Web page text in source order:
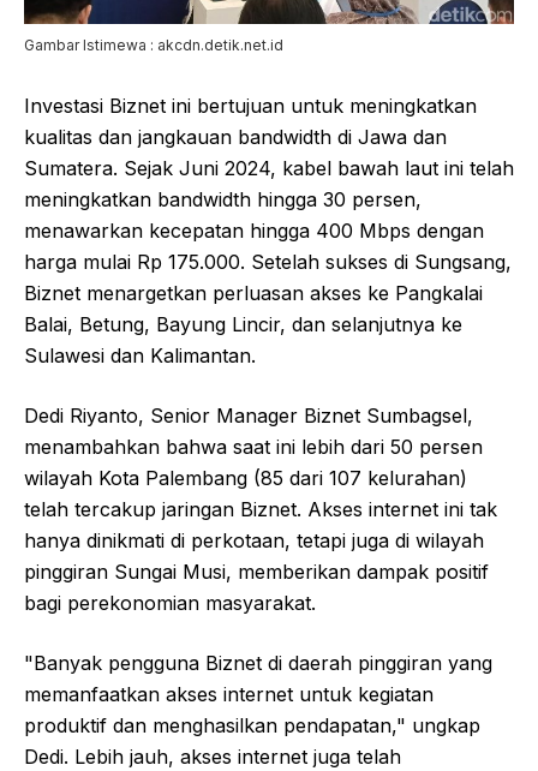
Gambar Istimewa : akcdn.detik.net.id
Investasi Biznet ini bertujuan untuk meningkatkan
kualitas dan jangkauan bandwidth di Jawa dan
Sumatera. Sejak Juni 2024, kabel bawah laut ini telah
meningkatkan bandwidth hingga 30 persen,
menawarkan kecepatan hingga 400 Mbps dengan
harga mulai Rp 175.000. Setelah sukses di Sungsang,
Biznet menargetkan perluasan akses ke Pangkalai
Balai, Betung, Bayung Lincir, dan selanjutnya ke
Sulawesi dan Kalimantan.
Dedi Riyanto, Senior Manager Biznet Sumbagsel,
menambahkan bahwa saat ini lebih dari 50 persen
wilayah Kota Palembang (85 dari 107 kelurahan)
telah tercakup jaringan Biznet. Akses internet ini tak
hanya dinikmati di perkotaan, tetapi juga di wilayah
pinggiran Sungai Musi, memberikan dampak positif
bagi perekonomian masyarakat.
"Banyak pengguna Biznet di daerah pinggiran yang
memanfaatkan akses internet untuk kegiatan
produktif dan menghasilkan pendapatan," ungkap
Dedi. Lebih jauh, akses internet juga telah